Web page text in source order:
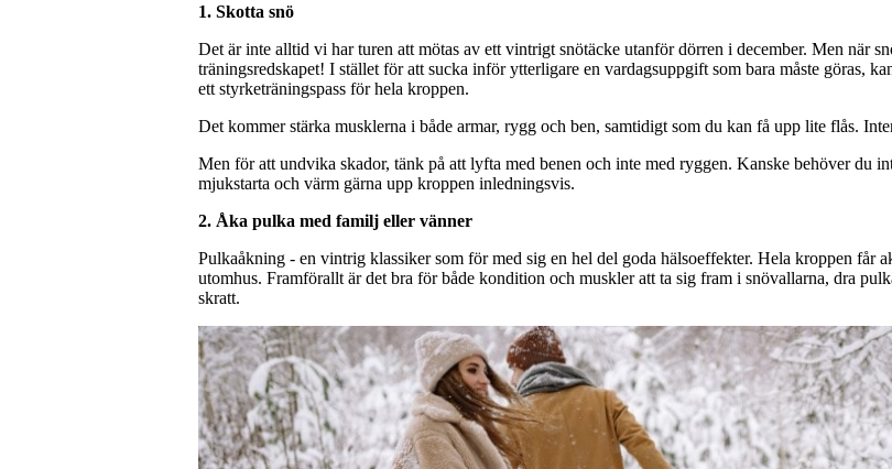
1. Skotta snö
Det är inte alltid vi har turen att mötas av ett vintrigt snötäcke utanför dörren i december. Men när
träningsredskapet! I stället för att sucka inför ytterligare en vardagsuppgift som bara måste göras,
ett styrketräningspass för hela kroppen.
Det kommer stärka musklerna i både armar, rygg och ben, samtidigt som du kan få upp lite flås.
Men för att undvika skador, tänk på att lyfta med benen och inte med ryggen. Kanske behöver du
mjukstarta och värm gärna upp kroppen inledningsvis.
2. Åka pulka med familj eller vänner
Pulkaåkning - en vintrig klassiker som för med sig en hel del goda hälsoeffekter. Hela kroppen får
utomhus. Framförallt är det bra för både kondition och muskler att ta sig fram i snövallarna, dra
skratt.